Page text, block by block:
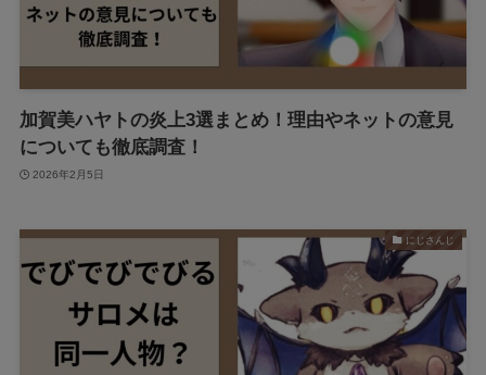
加賀美ハヤトの炎上3選まとめ！理由やネットの意見
についても徹底調査！
2026年2月5日
にじさんじ